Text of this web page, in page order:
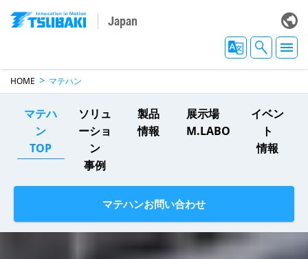
Japan
HOME マテハン
マテハ
ン
TOP
ソリュ
ーショ
ン
事例
製品
情報
展示場
M.LABO
イベン
ト
情報
マテハンお問い合わせ